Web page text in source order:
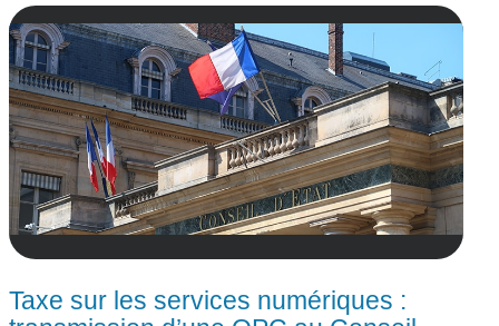
Taxe sur les services numériques :